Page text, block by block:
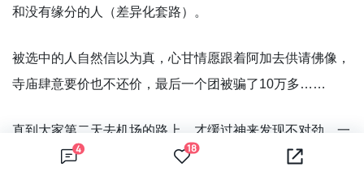
和没有缘分的人（差异化套路）。
被选中的人自然信以为真，心甘情愿跟着阿加去供请佛像，
寺庙肆意要价也不还价，最后一个团被骗了10万多……
直到大家第二天去机场的路上，才缓过神来发现不对劲，一
查发现真正的四面佛应该是在曼谷而不是芭堤雅。
4 18